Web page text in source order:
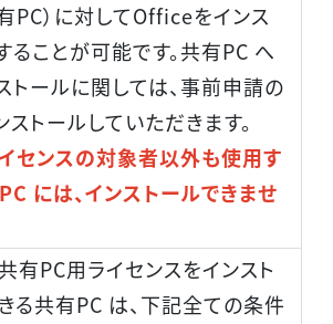
PC）に対してOfficeをインス
ることが可能です。共有PC へ
トールに関しては、事前申請の
ストールしていただきます。
センスの対象者以外も使用す
には、インストールできませ
有PC用ライセンスをインスト
る共有PC は、下記全ての条件